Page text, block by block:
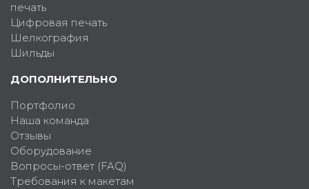
печать
Цифровая печать
Шелкография
Шильды
ДОПОЛНИТЕЛЬНО
Портфолио
Наша команда
Отзывы
Оборудование
Вопросы-ответ (FAQ)
Требования к макетам